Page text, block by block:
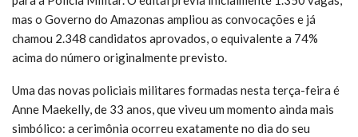
mas o Governo do Amazonas ampliou as convocações e já
chamou 2.348 candidatos aprovados, o equivalente a 74%
acima do número originalmente previsto.
Uma das novas policiais militares formadas nesta terça-feira é
Anne Maekelly, de 33 anos, que viveu um momento ainda mais
simbólico: a cerimônia ocorreu exatamente no dia do seu